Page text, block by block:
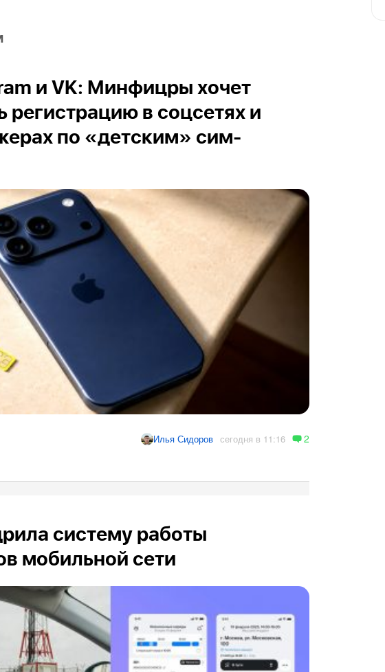
и VK: Минфицры хочет
регистрацию в соцсетях и
по «детским» сим-
Илья Сидоров сегодня в 11:16 2
систему работы
мобильной сети